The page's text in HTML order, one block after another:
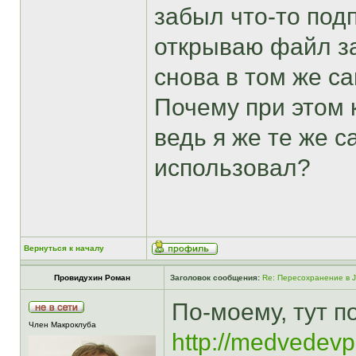
забыл что-то
открываю файл
снова в том же
Почему при этом
ведь я же те же
использовал?
Вернуться к началу
Провидухин Роман Заголовок сообщения: Re: Пересохранение в
Член Макроклуба
По-моему, тут
http://